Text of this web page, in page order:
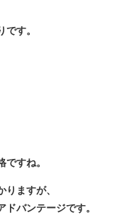
す。
すね。
ますが、
バンテージです。